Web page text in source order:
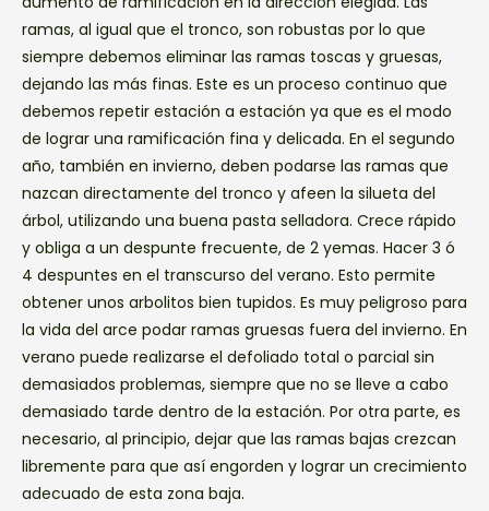
ramas, al igual que el tronco, son robustas por lo que
siempre debemos eliminar las ramas toscas y gruesas,
dejando las más finas. Este es un proceso continuo que
debemos repetir estación a estación ya que es el modo
de lograr una ramificación fina y delicada. En el segundo
año, también en invierno, deben podarse las ramas que
nazcan directamente del tronco y afeen la silueta del
árbol, utilizando una buena pasta selladora. Crece rápido
y obliga a un despunte frecuente, de 2 yemas. Hacer 3 ó
4 despuntes en el transcurso del verano. Esto permite
obtener unos arbolitos bien tupidos. Es muy peligroso para
la vida del arce podar ramas gruesas fuera del invierno. En
verano puede realizarse el defoliado total o parcial sin
demasiados problemas, siempre que no se lleve a cabo
demasiado tarde dentro de la estación. Por otra parte, es
necesario, al principio, dejar que las ramas bajas crezcan
libremente para que así engorden y lograr un crecimiento
adecuado de esta zona baja.